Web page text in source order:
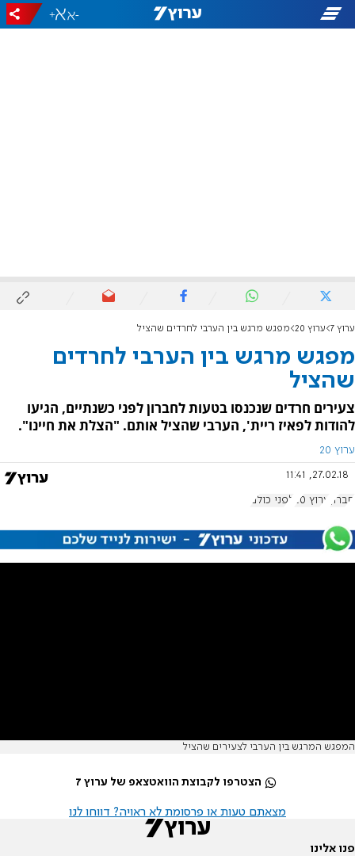
-
+
ערוץ 7 ערוץ 20 מפגש מרגש בין הערבי לחרדים שהציל
מפגש מרגש בין הערבי לחרדים
שהציל
צעירים חרדים שנכנסו בטעות לחברון לפני כשנתיים, הגיעו
להודות לפאיז ריית', הערבי שהציל אותם. "הצלת את חיינו".
ערוץ 20
27.02.18, 11:41
חברון ערוץ 20 לפני כולם
המפגש המרגש בין הערבי לצעירים שהציל
הצטרפו לקבוצת הוואטצאפ של ערוץ 7
מצאתם טעות או פרסומת לא ראויה? דווחו לנו
פנו אלינו